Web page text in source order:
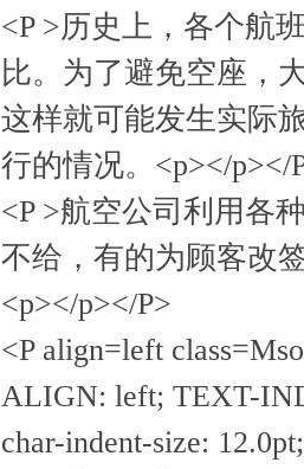
<P >历史上，各个航
比。为了避免空座，
这样就可能发生实际
行的情况。<p></p></
<P >航空公司利用各
不给，有的为顾客改
<p></p></P>
<P align=left
ALIGN: left; TEXT-
char-indent-size: